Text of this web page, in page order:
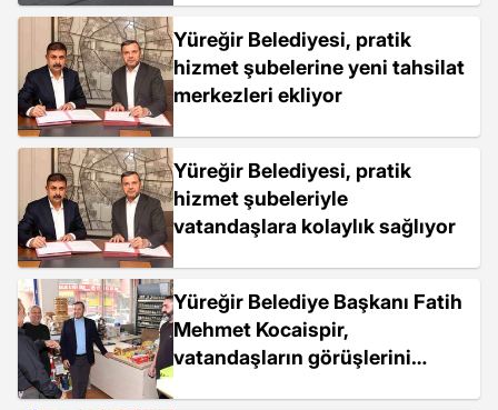
Yüreğir Belediyesi, pratik
hizmet şubelerine yeni tahsilat
merkezleri ekliyor
Yüreğir Belediyesi, pratik
hizmet şubeleriyle
vatandaşlara kolaylık sağlıyor
Yüreğir Belediye Başkanı Fatih
Mehmet Kocaispir,
vatandaşların görüşlerini